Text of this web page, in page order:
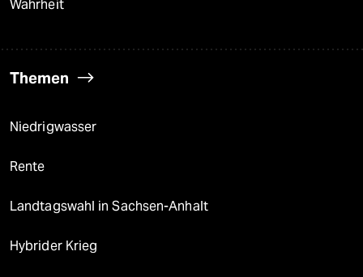
Wahrheit
Themen
Niedrigwasser
Rente
Landtagswahl in Sachsen-Anhalt
Hybrider Krieg